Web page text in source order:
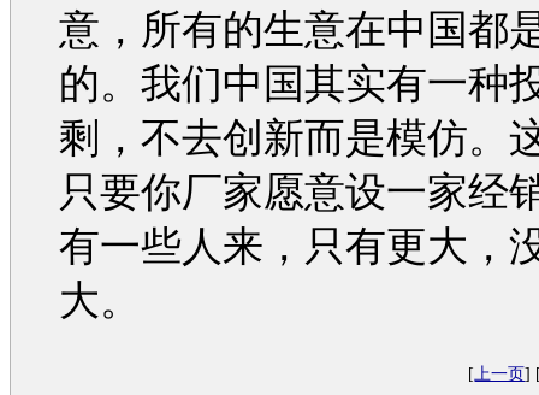
意，所有的生意在中国都
的。我们中国其实有一种
剩，不去创新而是模仿。
只要你厂家愿意设一家经
有一些人来，只有更大，
大。
[上一页]